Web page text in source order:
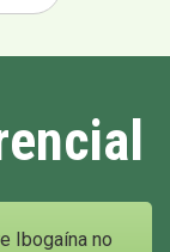
Ibogaína no